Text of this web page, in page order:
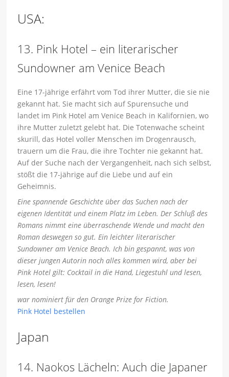
USA:
13. Pink Hotel – ein literarischer
Sundowner am Venice Beach
Eine 17-jährige erfährt vom Tod ihrer Mutter, die sie nie
gekannt hat. Sie macht sich auf Spurensuche und
landet im Pink Hotel am Venice Beach in Kalifornien, wo
ihre Mutter zuletzt gelebt hat. Die Totenwache scheint
skurill, das Hotel voller Menschen im Drogenrausch,
trauern um die Frau, die ihre Tochter nie gekannt hat.
Auf der Suche nach der Vergangenheit, nach sich selbst,
stößt die 17-jährige auf die Liebe und auf ein
Geheimnis.
Eine spannende Geschichte über das Suchen nach der
eigenen Identität und einem Platz im Leben. Der Schluß des
Romans nimmt eine überraschende Wende und macht den
Roman deswegen so gut. Ein leichter literarischer
Sundowner am Venice Beach. Ich bin gespannt, was von
dieser jungen Autorin noch alles kommen wird, aber bei
Pink Hotel gilt: Cocktail in die Hand, Liegestuhl und lesen,
lesen, lesen!
war nominiert für den Orange Prize for Fiction.
Pink Hotel bestellen
Japan
14. Naokos Lächeln: Auch die Japaner